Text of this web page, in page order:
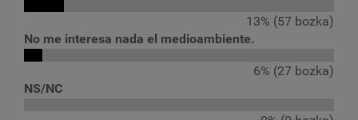
13% (57 bozka)
No me interesa nada el medioambiente.
6% (27 bozka)
NS/NC